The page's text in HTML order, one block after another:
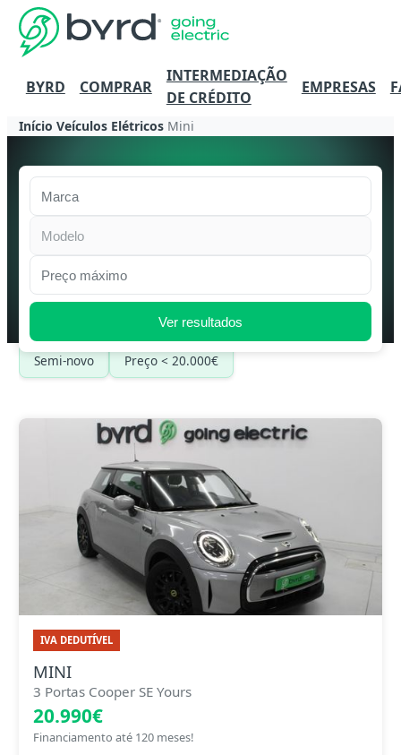
BYRD COMPRAR
INTERMEDIAÇÃO
DE CRÉDITO
EMPRESAS
Início Veículos Elétricos Mini
Marca
Modelo
Preço máximo
Ver resultados
Semi-novo Preço < 20.000€
IVA DEDUTÍVEL
MINI
3 Portas Cooper SE Yours
20.990€
Financiamento até 120 meses!